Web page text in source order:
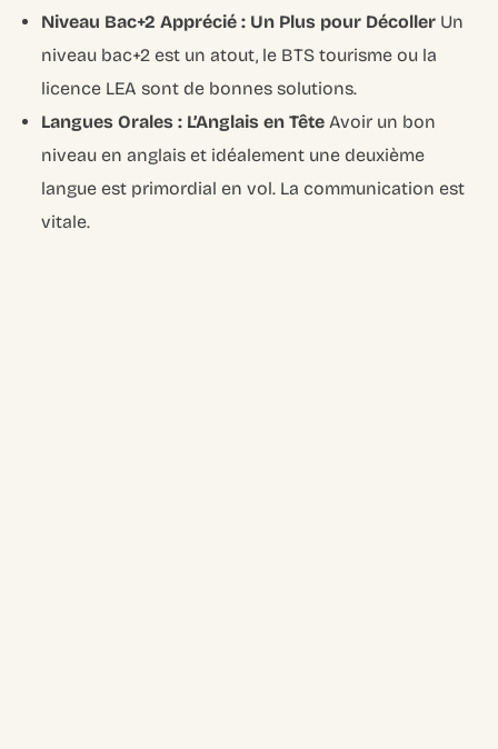
Niveau Bac+2 Apprécié : Un Plus pour Décoller Un
niveau bac+2 est un atout, le BTS tourisme ou la
licence LEA sont de bonnes solutions.
Langues Orales : L’Anglais en Tête Avoir un bon
niveau en anglais et idéalement une deuxième
langue est primordial en vol. La communication est
vitale.